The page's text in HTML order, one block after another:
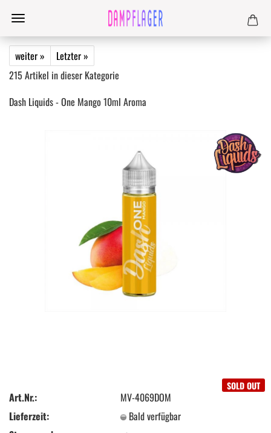
weiter »
Letzter »
215 Artikel in dieser Kategorie
Dash Liquids - One Mango 10ml Aroma
SOLD OUT
Art.Nr.:
MV-4069DOM
Lieferzeit:
Bald verfügbar